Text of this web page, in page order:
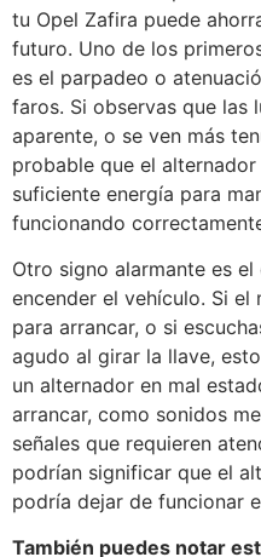
tu Opel Zafira puede
futuro. Uno de los
es el parpadeo o
faros. Si observas que las
aparente, o se ven más
probable que el
suficiente energía para
funcionando
Otro signo alarmante es
encender el vehículo. Si
para arrancar, o si
agudo al girar la llave,
un alternador en mal
arrancar, como sonidos
señales que requieren
podrían significar que el
podría dejar de funcionar
También puedes notar